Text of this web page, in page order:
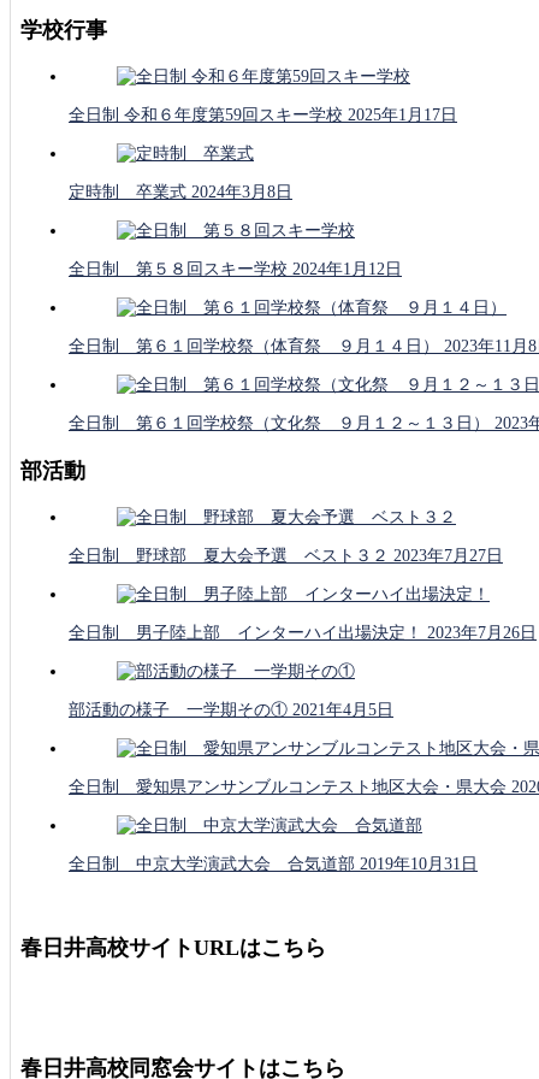
学校行事
全日制 令和６年度第59回スキー学校 2025年1月17日
定時制 卒業式 2024年3月8日
全日制 第５８回スキー学校 2024年1月12日
全日制 第６１回学校祭（体育祭 ９月１４日） 2023年11月8
全日制 第６１回学校祭（文化祭 ９月１２～１３日） 2023
部活動
全日制 野球部 夏大会予選 ベスト３２ 2023年7月27日
全日制 男子陸上部 インターハイ出場決定！ 2023年7月26日
部活動の様子 一学期その① 2021年4月5日
全日制 愛知県アンサンブルコンテスト地区大会・県大会
全日制 中京大学演武大会 合気道部 2019年10月31日
春日井高校サイトURLはこちら
春日井高校同窓会サイトはこちら